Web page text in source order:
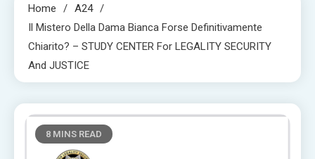
Home
A24
Il Mistero Della Dama Bianca Forse Definitivamente
Chiarito? – STUDY CENTER For LEGALITY SECURITY
And JUSTICE
8 MINS READ